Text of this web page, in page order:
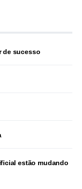
de sucesso
estão mudando